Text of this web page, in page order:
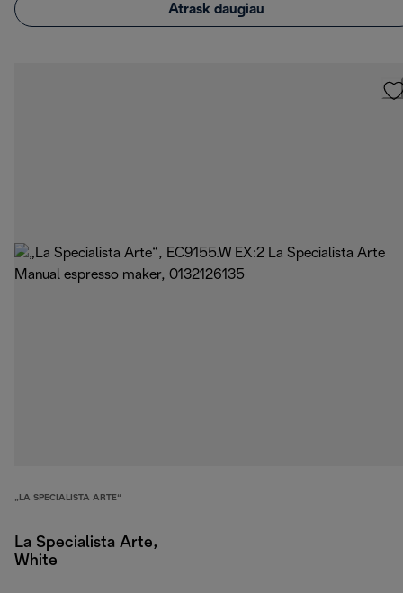
Atrask daugiau
„LA SPECIALISTA ARTE“
La Specialista Arte,
White